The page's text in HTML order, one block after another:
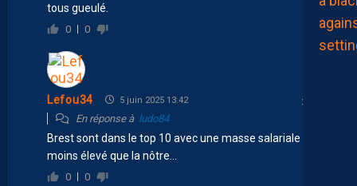
tous gueulé.
0 0
Lefou34 5 juin 2025 13:42
En réponse à ludo84
Brest sont dans le top 10 avec une masse salariale
moins élevé que la nôtre…
0 0